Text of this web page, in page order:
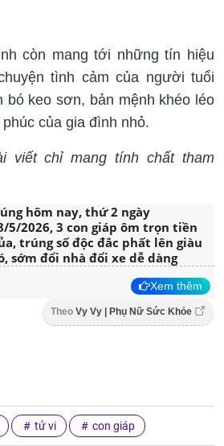
còn mang tới những tín hiệu
tình cảm của người tuổi
bó keo sơn, bản mệnh khéo léo
của gia đình nhỏ.
viết chỉ mang tính chất tham
hôm nay, thứ 2 ngày
5/2026, 3 con giáp ôm trọn tiền
trúng số độc đắc phất lên giàu
sớm đổi nhà đổi xe dễ dàng
Xem thêm
Theo Vy Vy | Phụ Nữ Sức Khỏe
tử vi con giáp